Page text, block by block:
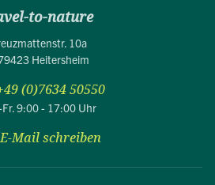
to-nature
10a
Heitersheim
(0)7634 50550
9:00 - 17:00 Uhr
E-Mail schreiben